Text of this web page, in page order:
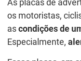
As placas de
os motoristas,
as condições de
Especialmente,